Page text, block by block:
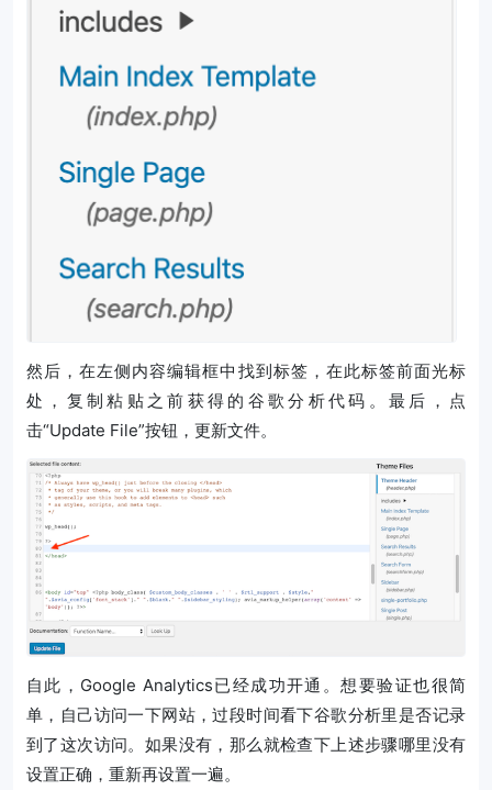
然后，在左侧内容编辑框中找到标签，在此标签前面光标
处，复制粘贴之前获得的谷歌分析代码。最后，点
击“Update File”按钮，更新文件。
自此，Google Analytics已经成功开通。想要验证也很简
单，自己访问一下网站，过段时间看下谷歌分析里是否记录
到了这次访问。如果没有，那么就检查下上述步骤哪里没有
设置正确，重新再设置一遍。